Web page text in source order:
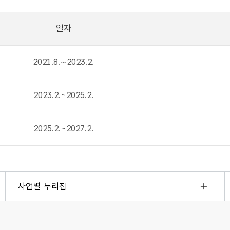
일자
2021.8.∼2023.2.
2023.2.~2025.2.
2025.2.~2027.2.
사업별 누리집